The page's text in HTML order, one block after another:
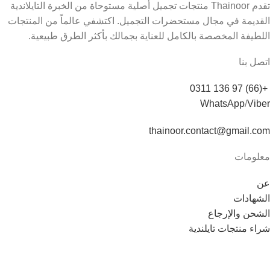
تقدم Thainoor منتجات تجميل أصلية مستوحاة من الخبرة التايلاندية
القديمة في مجال مستحضرات التجميل. اكتشفي عالماً من المنتجات
اللطيفة المخصصة بالكامل للعناية بجمالك بأكثر الطرق طبيعية.
اتصل بنا
+(66) 97 136 0311
WhatsApp/Viber
thainoor.contact@gmail.com
معلومات
عن
الشهادات
الشحن والإرجاع
شراء منتجات تايلندية